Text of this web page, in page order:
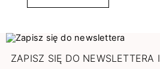
ZAPISZ SIĘ DO NEWSLETTERA